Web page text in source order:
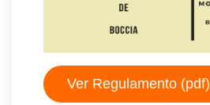
Ver Regulamento (pdf)